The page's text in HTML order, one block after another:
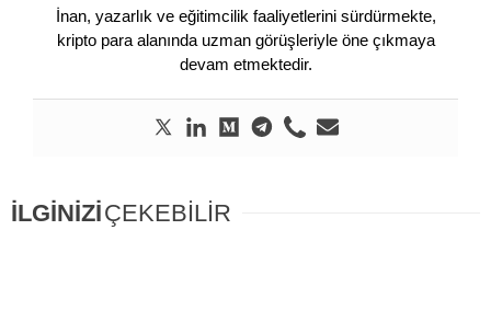
İnan, yazarlık ve eğitimcilik faaliyetlerini sürdürmekte,
kripto para alanında uzman görüşleriyle öne çıkmaya
devam etmektedir.
İLGİNİZİÇEKEBİLİR